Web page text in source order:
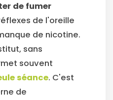
de fumer
de l'oreille
de nicotine.
sans
souvent
séance. C'est
de